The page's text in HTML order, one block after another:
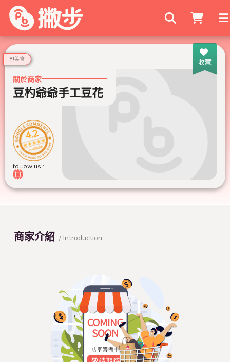
搜尋商家
收藏
美食
關於商家
豆杓爺爺手工豆花
4.2
140 則評論
follow us :
商家介紹 / Introduction